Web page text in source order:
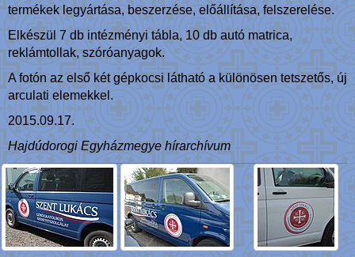
termékek legyártása, beszerzése, előállítása, felszerelése.
Elkészül 7 db intézményi tábla, 10 db autó matrica,
reklámtollak, szóróanyagok.
A fotón az első két gépkocsi látható a különösen tetszetős, új
arculati elemekkel.
2015.09.17.
Hajdúdorogi Egyházmegye hírarchívum